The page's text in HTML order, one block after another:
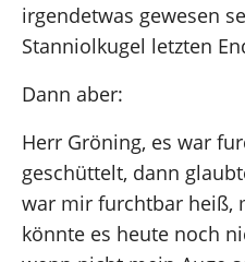
irgendetwas gewesen
Stanniolkugel letzten
Dann aber:
Herr Gröning, es war
geschüttelt, dann
war mir furchtbar heiß,
könnte es heute noch